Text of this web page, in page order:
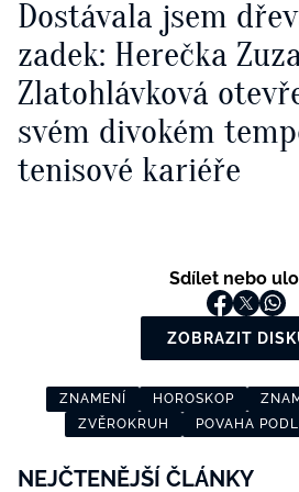
Dostávala jsem
zadek: Herečka
Zlatohlávková
svém divokém
tenisové kariéře
Sdílet nebo
ZOBRAZIT
ZNAMENÍ HOROSKOP
ZVĚROKRUH
POVAHA
NEJČTENĚJŠÍ ČLÁNKY